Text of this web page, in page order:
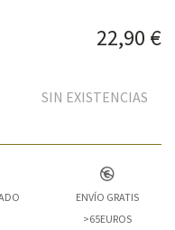
22,90 €
SIN EXISTENCIAS
ENVÍO GRATIS
>65EUROS